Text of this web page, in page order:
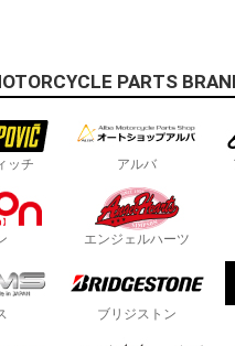
PARTS
ッチ アルバ
エンジェルハーツ
ブリジストン